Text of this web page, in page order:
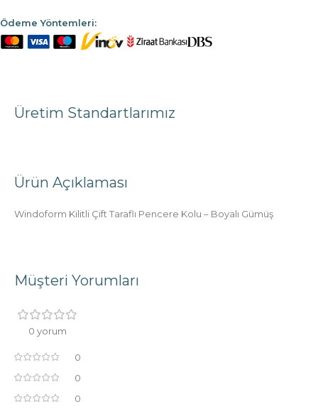
Ödeme Yöntemleri:
Ürün Açıklaması
Windoform Kilitli Çift Taraflı Pencere Kolu – Boyalı Gümüş
Üretim Standartlarımız
Müşteri Yorumları
0 yorum
0
0
0